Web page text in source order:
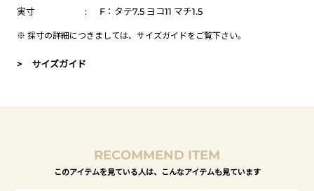
実寸
: F：タテ7.5 ヨコ11 マチ1.5
※ 採寸の詳細につきましては、 サイズガイドをご覧下さい。
> サイズガイド
RECOMMEND ITEM
このアイテムを見ている人は、こんなアイテムも見ています